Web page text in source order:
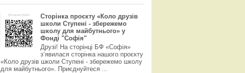
Сторінка проєкту «Коло друзів
школи Ступені - збережемо
школу для майбутнього» у
Фонді "Софія"
Друзі! На сторінці БФ «Софія»
з‘явилася сторінка нашого проєкту
«Коло друзів школи Ступені - збережемо школу
для майбутнього». Приєднуйтеся ...